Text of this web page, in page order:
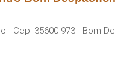
- Cep: 35600-973 - Bom